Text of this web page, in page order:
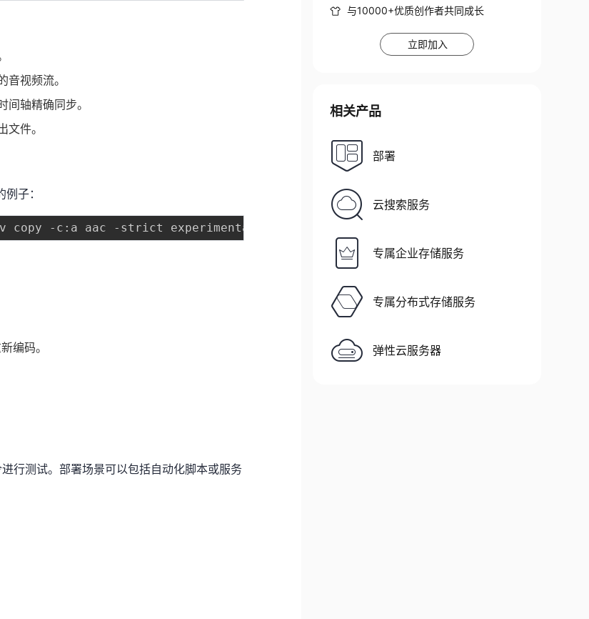
视频流。
轴精确同步。
件。
子：
编码。
行测试。部署场景可以包括自动化脚本或服务
与10000+优质创作者共同成长
立即加入
相关产品
部署
云搜索服务
专属企业存储服务
专属分布式存储服务
弹性云服务器